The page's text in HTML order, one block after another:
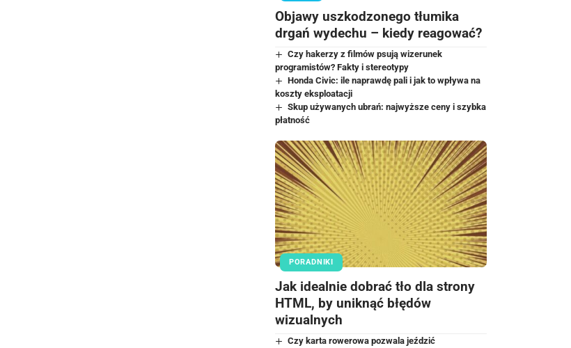
Objawy uszkodzonego tłumika
drgań wydechu – kiedy reagować?
Czy hakerzy z filmów psują wizerunek
programistów? Fakty i stereotypy
Honda Civic: ile naprawdę pali i jak to wpływa na
koszty eksploatacji
Skup używanych ubrań: najwyższe ceny i szybka
płatność
PORADNIKI
Jak idealnie dobrać tło dla strony
HTML, by uniknąć błędów
wizualnych
Czy karta rowerowa pozwala jeździć